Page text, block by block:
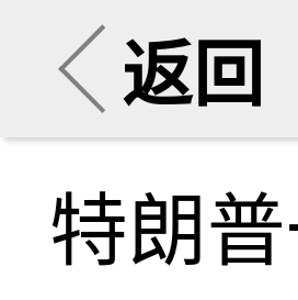
返回
特朗